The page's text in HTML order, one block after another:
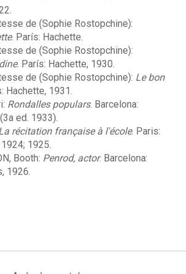
de (Sophie Rostopchine):
. París: Hachette.
de (Sophie Rostopchine):
. París: Hachette, 1930.
de (Sophie Rostopchine): Le bon
Hachette, 1931.
Rondalles populars. Barcelona:
ed. 1933).
récitation française à l'école. Paris:
1925.
Booth: Penrod, actor. Barcelona:
1926.